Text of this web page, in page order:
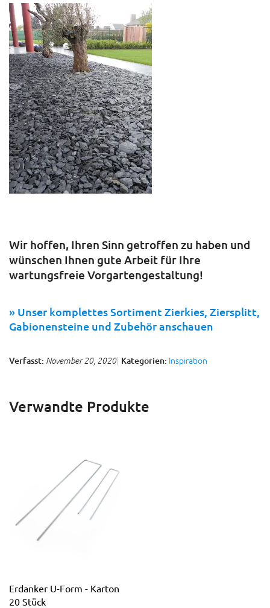
Wir hoffen, Ihren Sinn getroffen zu haben und
wünschen Ihnen gute Arbeit für Ihre
wartungsfreie Vorgartengestaltung!
» Unser komplettes Sortiment Zierkies, Ziersplitt,
Gabionensteine und Zubehör anschauen
Verfasst: November 20, 2020 Kategorien: Inspiration
Verwandte Produkte
Erdanker U-Form - Karton
20 Stück